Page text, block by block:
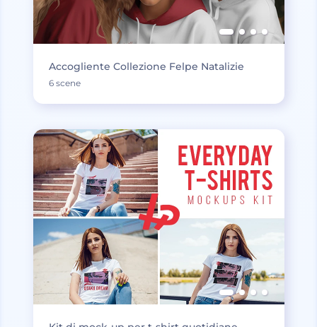
Accogliente Collezione Felpe Natalizie
6 scene